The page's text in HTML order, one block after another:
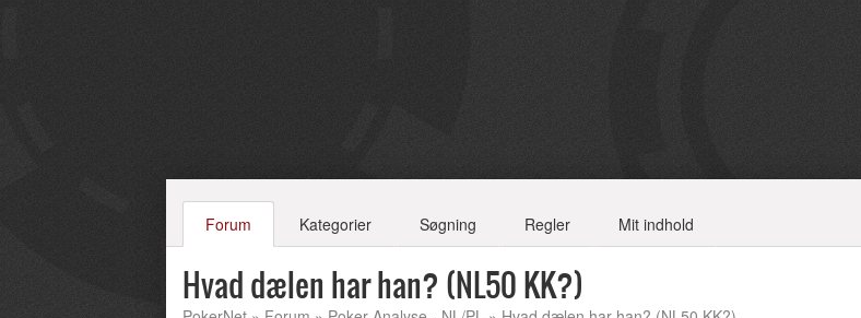
Forum Kategorier Søgning Regler Mit indhold
Hvad dælen har han? (NL50 KK?)